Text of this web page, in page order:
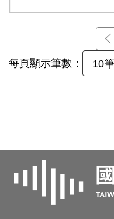
每頁顯示筆數： 10